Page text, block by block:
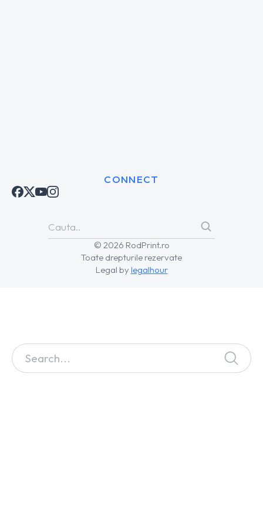
CONNECT
© 2026 RodPrint.ro
Toate drepturile rezervate
Legal by legalhour